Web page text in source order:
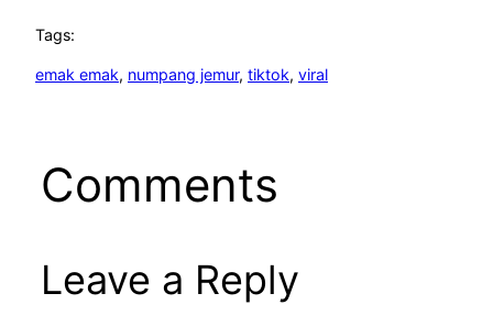
Tags:
emak emak, numpang jemur, tiktok, viral
Comments
Leave a Reply